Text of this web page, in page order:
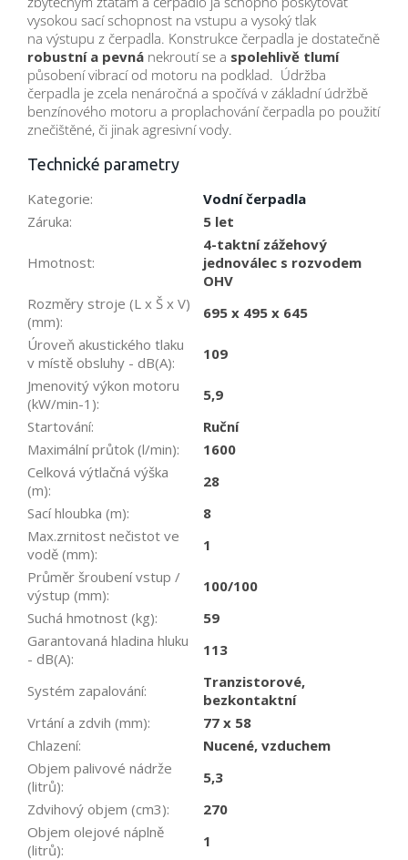
vysokou sací schopnost na vstupu a vysoký tlak
na výstupu z čerpadla. Konstrukce čerpadla je dostatečně
robustní a pevná nekroutí se a spolehlivě tlumí
působení vibrací od motoru na podklad. Údržba
čerpadla je zcela nenáročná a spočívá v základní údržbě
benzínového motoru a proplachování čerpadla po použití
znečištěné, či jinak agresivní vody.
Technické parametry
Kategorie:
Vodní čerpadla
Záruka: 5 let
Hmotnost:
4-taktní zážehový
jednoválec s rozvodem
OHV
Rozměry stroje (L x Š x V)
(mm):
695 x 495 x 645
Úroveň akustického tlaku
v místě obsluhy - dB(A):
109
Jmenovitý výkon motoru
(kW/min-1):
5,9
Startování:
Ruční
Maximální průtok (l/min):
1600
Celková výtlačná výška
(m):
28
Sací hloubka (m):
8
Max.zrnitost nečistot ve
vodě (mm):
1
Průměr šroubení vstup /
výstup (mm):
100/100
Suchá hmotnost (kg):
59
Garantovaná hladina hluku
- dB(A): 113
Systém zapalování:
Tranzistorové,
bezkontaktní
Vrtání a zdvih (mm):
77 x 58
Chlazení:
Nucené, vzduchem
Objem palivové nádrže
(litrů):
5,3
Zdvihový objem (cm3):
270
Objem olejové náplně
(litrů):
1